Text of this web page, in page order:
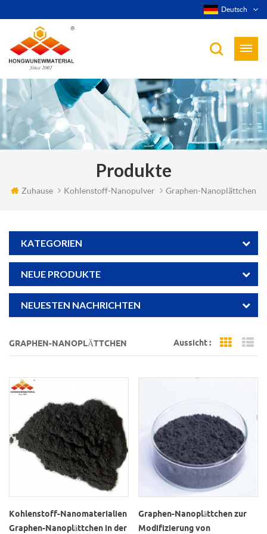
Deutsch
Produkte
Zuhause Kohlenstoff-Nanopulver Graphen-Nanoplättchen
KATEGORIEN
NEUE PRODUKTE
NEUESTEN NACHRICHTEN
GRAPHEN-NANOPLÄTTCHEN Aussicht : Grid
Kohlenstoff-Nanomaterialien
Graphen-Nanoplättchen in der
Graphen-Nanoplättchen zur
Modifizierung von